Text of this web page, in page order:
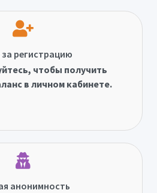
регистрацию
чтобы получить
в личном кабинете.
анонимность